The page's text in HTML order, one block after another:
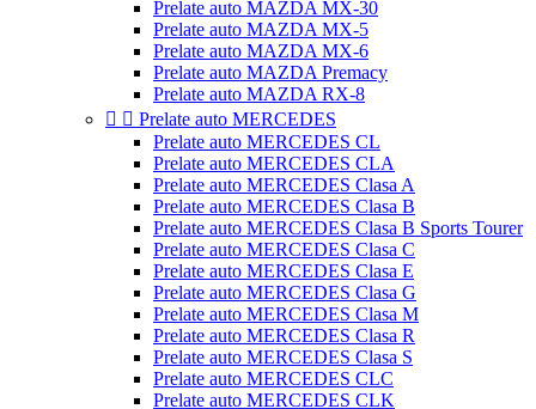
Prelate auto MAZDA MX-30
Prelate auto MAZDA MX-5
Prelate auto MAZDA MX-6
Prelate auto MAZDA Premacy
Prelate auto MAZDA RX-8
  Prelate auto MERCEDES
Prelate auto MERCEDES CL
Prelate auto MERCEDES CLA
Prelate auto MERCEDES Clasa A
Prelate auto MERCEDES Clasa B
Prelate auto MERCEDES Clasa B Sports Tourer
Prelate auto MERCEDES Clasa C
Prelate auto MERCEDES Clasa E
Prelate auto MERCEDES Clasa G
Prelate auto MERCEDES Clasa M
Prelate auto MERCEDES Clasa R
Prelate auto MERCEDES Clasa S
Prelate auto MERCEDES CLC
Prelate auto MERCEDES CLK